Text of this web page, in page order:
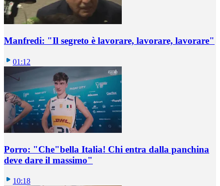
Manfredi: "Il segreto è lavorare, lavorare, lavorare"
01:12
Porro: "Che"bella Italia! Chi entra dalla panchina
deve dare il massimo"
10:18